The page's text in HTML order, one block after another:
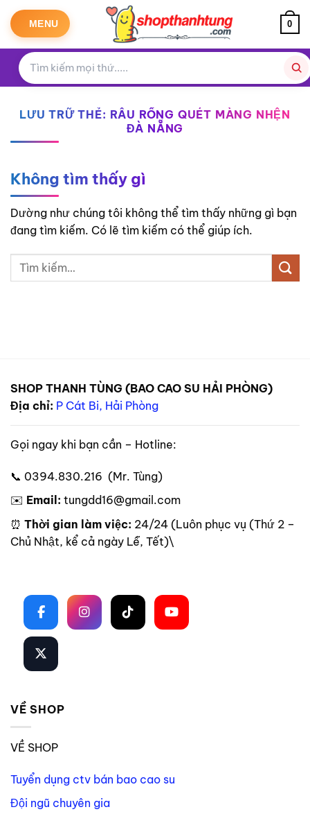
qua
dung
MENU 0
LƯU TRỮ THẺ: RÂU RỒNG QUÉT MÀNG NHỆN
ĐÀ NẴNG
Không tìm thấy gì
Dường như chúng tôi không thể tìm thấy những gì bạn
đang tìm kiếm. Có lẽ tìm kiếm có thể giúp ích.
SHOP THANH TÙNG (BAO CAO SU HẢI PHÒNG)
Địa chỉ: P Cát Bi, Hải Phòng
Gọi ngay khi bạn cần – Hotline:
📞 0394.830.216 (Mr. Tùng)
✉️ Email: tungdd16@gmail.com
⏰ Thời gian làm việc: 24/24 (Luôn phục vụ (Thứ 2 –
Chủ Nhật, kể cả ngày Lễ, Tết)\
VỀ SHOP
VỀ SHOP
Tuyển dụng ctv bán bao cao su
Đội ngũ chuyên gia